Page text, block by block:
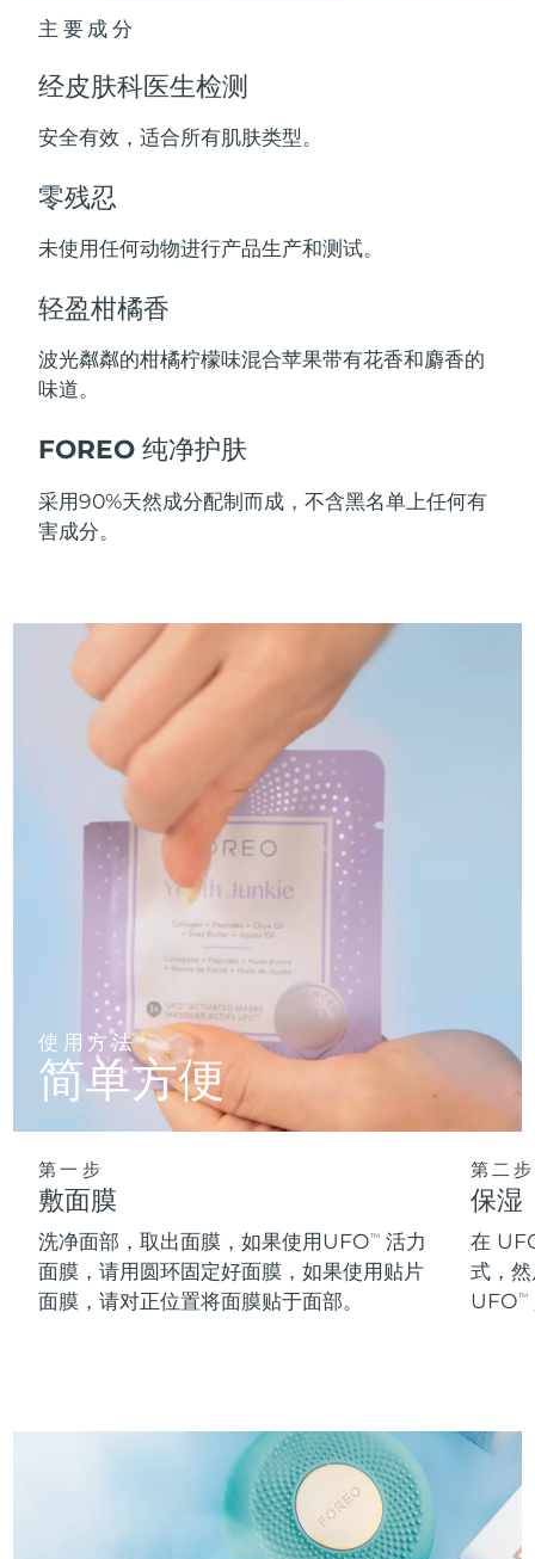
主要成分
经皮肤科医生检测
安全有效，适合所有肌肤类型。
零残忍
未使用任何动物进行产品生产和测试。
轻盈柑橘香
波光粼粼的柑橘柠檬味混合苹果带有花香和麝香的
味道。
FOREO 纯净护肤
采用90%天然成分配制而成，不含黑名单上任何有
害成分。
使用方法
简单方便
第一步
敷面膜
洗净面部，取出面膜，如果使用UFOTM
活力
面膜，请用圆环固定好面膜，如果使用贴片
面膜，请对正位置将面膜贴于面部。
第二步
保湿
在
式，
UFOTM
留尼汪
罗马尼亚
俄罗斯
沙特阿拉伯
新加坡 预计送达日期
斯洛伐克
斯洛文尼亚 预计送达日期8/11/26
南非
韩国
西班牙 预计送达日期 8/11/26
瑞士 预计送达日期
预计送达日期
预计送达日期
阿拉伯联合酋长国 预计送达日期
预计送达日期
预计送达日期
乌兹别克斯坦 预计送达日期
越南